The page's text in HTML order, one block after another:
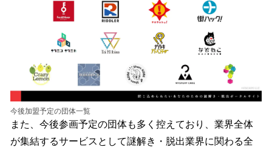
今後加盟予定の団体一覧
また、今後参画予定の団体も多く控えており、業界全体
が集結するサービスとして謎解き・脱出業界に関わる全